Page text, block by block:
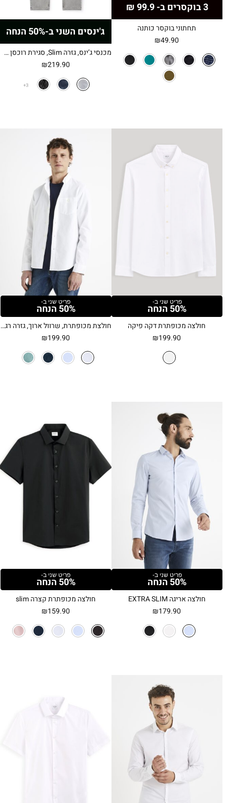
3 בוקסרים ב- 99.9 ₪
תחתוני בוקסר כותנה
₪49.90
ג'ינסים השני ב-50% הנחה
מכנסי ג’ינס, גזרה Slim, סגירת רוכסן קדמי, כותנה נמתחת, נוחות וגמישות מרבית – לבן
₪219.90
3
פריט שני ב-
50% הנחה
חולצה מכופתרת דקה פיקה
₪199.90
פריט שני ב-
50% הנחה
חולצת מכופתרת, שרוול ארוך, גזרה רגילה, 100% כותנה אוקספורד – לבן
₪199.90
פריט שני ב-
50% הנחה
חולצה אריגה EXTRA SLIM
₪179.90
פריט שני ב-
50% הנחה
חולצה מכופתרת קצרה slim
₪159.90